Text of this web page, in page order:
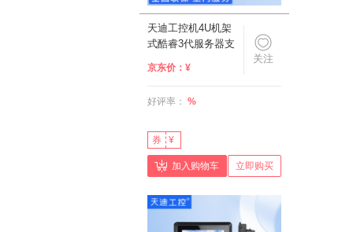
关注
天迪工控机4U机架
式酷睿3代服务器支
持XP原装媲美IPC-
610L工控主机
G870(3.1G)/6串口/2
DVD/5PCI/2PCI-E
京东价： ¥
好评率： %
券 ¥
加入购物车 立即购买